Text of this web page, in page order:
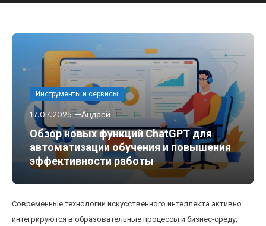
Инструменты и сервисы
17.07.2025 Андрей
Обзор новых функций ChatGPT для
автоматизации обучения и повышения
эффективности работы
Современные технологии искусственного интеллекта активно
интегрируются в образовательные процессы и бизнес-среду,